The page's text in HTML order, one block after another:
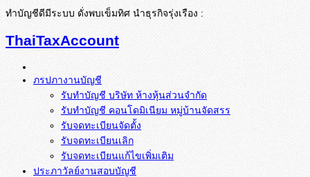
ทำบัญชีดีมีระบบ ดั่งพบเข็มทิศ นำธุรกิจรุ่งเรือง :
ThaiTaxAccount
ภรปภางานบัญชี
รับทำบัญชี บริษัท ห้างหุ้นส่วนจำกัด
รับทำบัญชี คอนโดมิเนียม หมู่บ้านจัดสรร
รับจดทะเบียนจัดตั้ง
รับจดทะเบียนเลิก
รับจดทะเบียนแก้ไขเพิ่มเติม
ประภาวัลย์งานสอบบัญชี